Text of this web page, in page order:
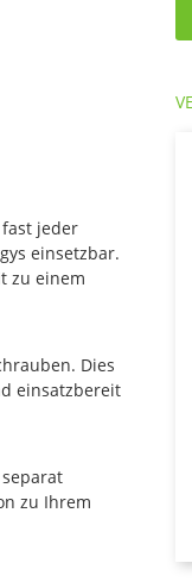
jeder
einsetzbar.
zu einem
Dies
einsatzbereit
zu Ihrem